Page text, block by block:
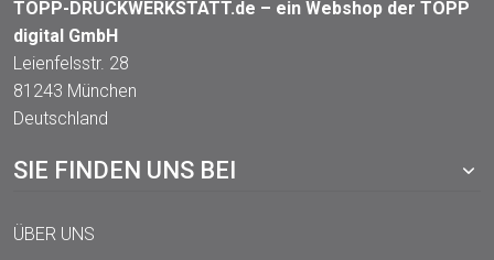
TOPP-DRUCKWERKSTATT.de – ein Webshop der TOPP
digital GmbH
Leienfelsstr. 28
81243 München
Deutschland
SIE FINDEN UNS BEI
ÜBER UNS